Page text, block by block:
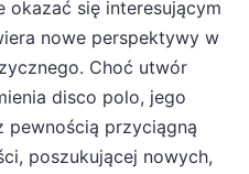
okazać się interesującym
nowe perspektywy w
Choć utwór
disco polo, jego
pewnością przyciągną
poszukującej nowych,